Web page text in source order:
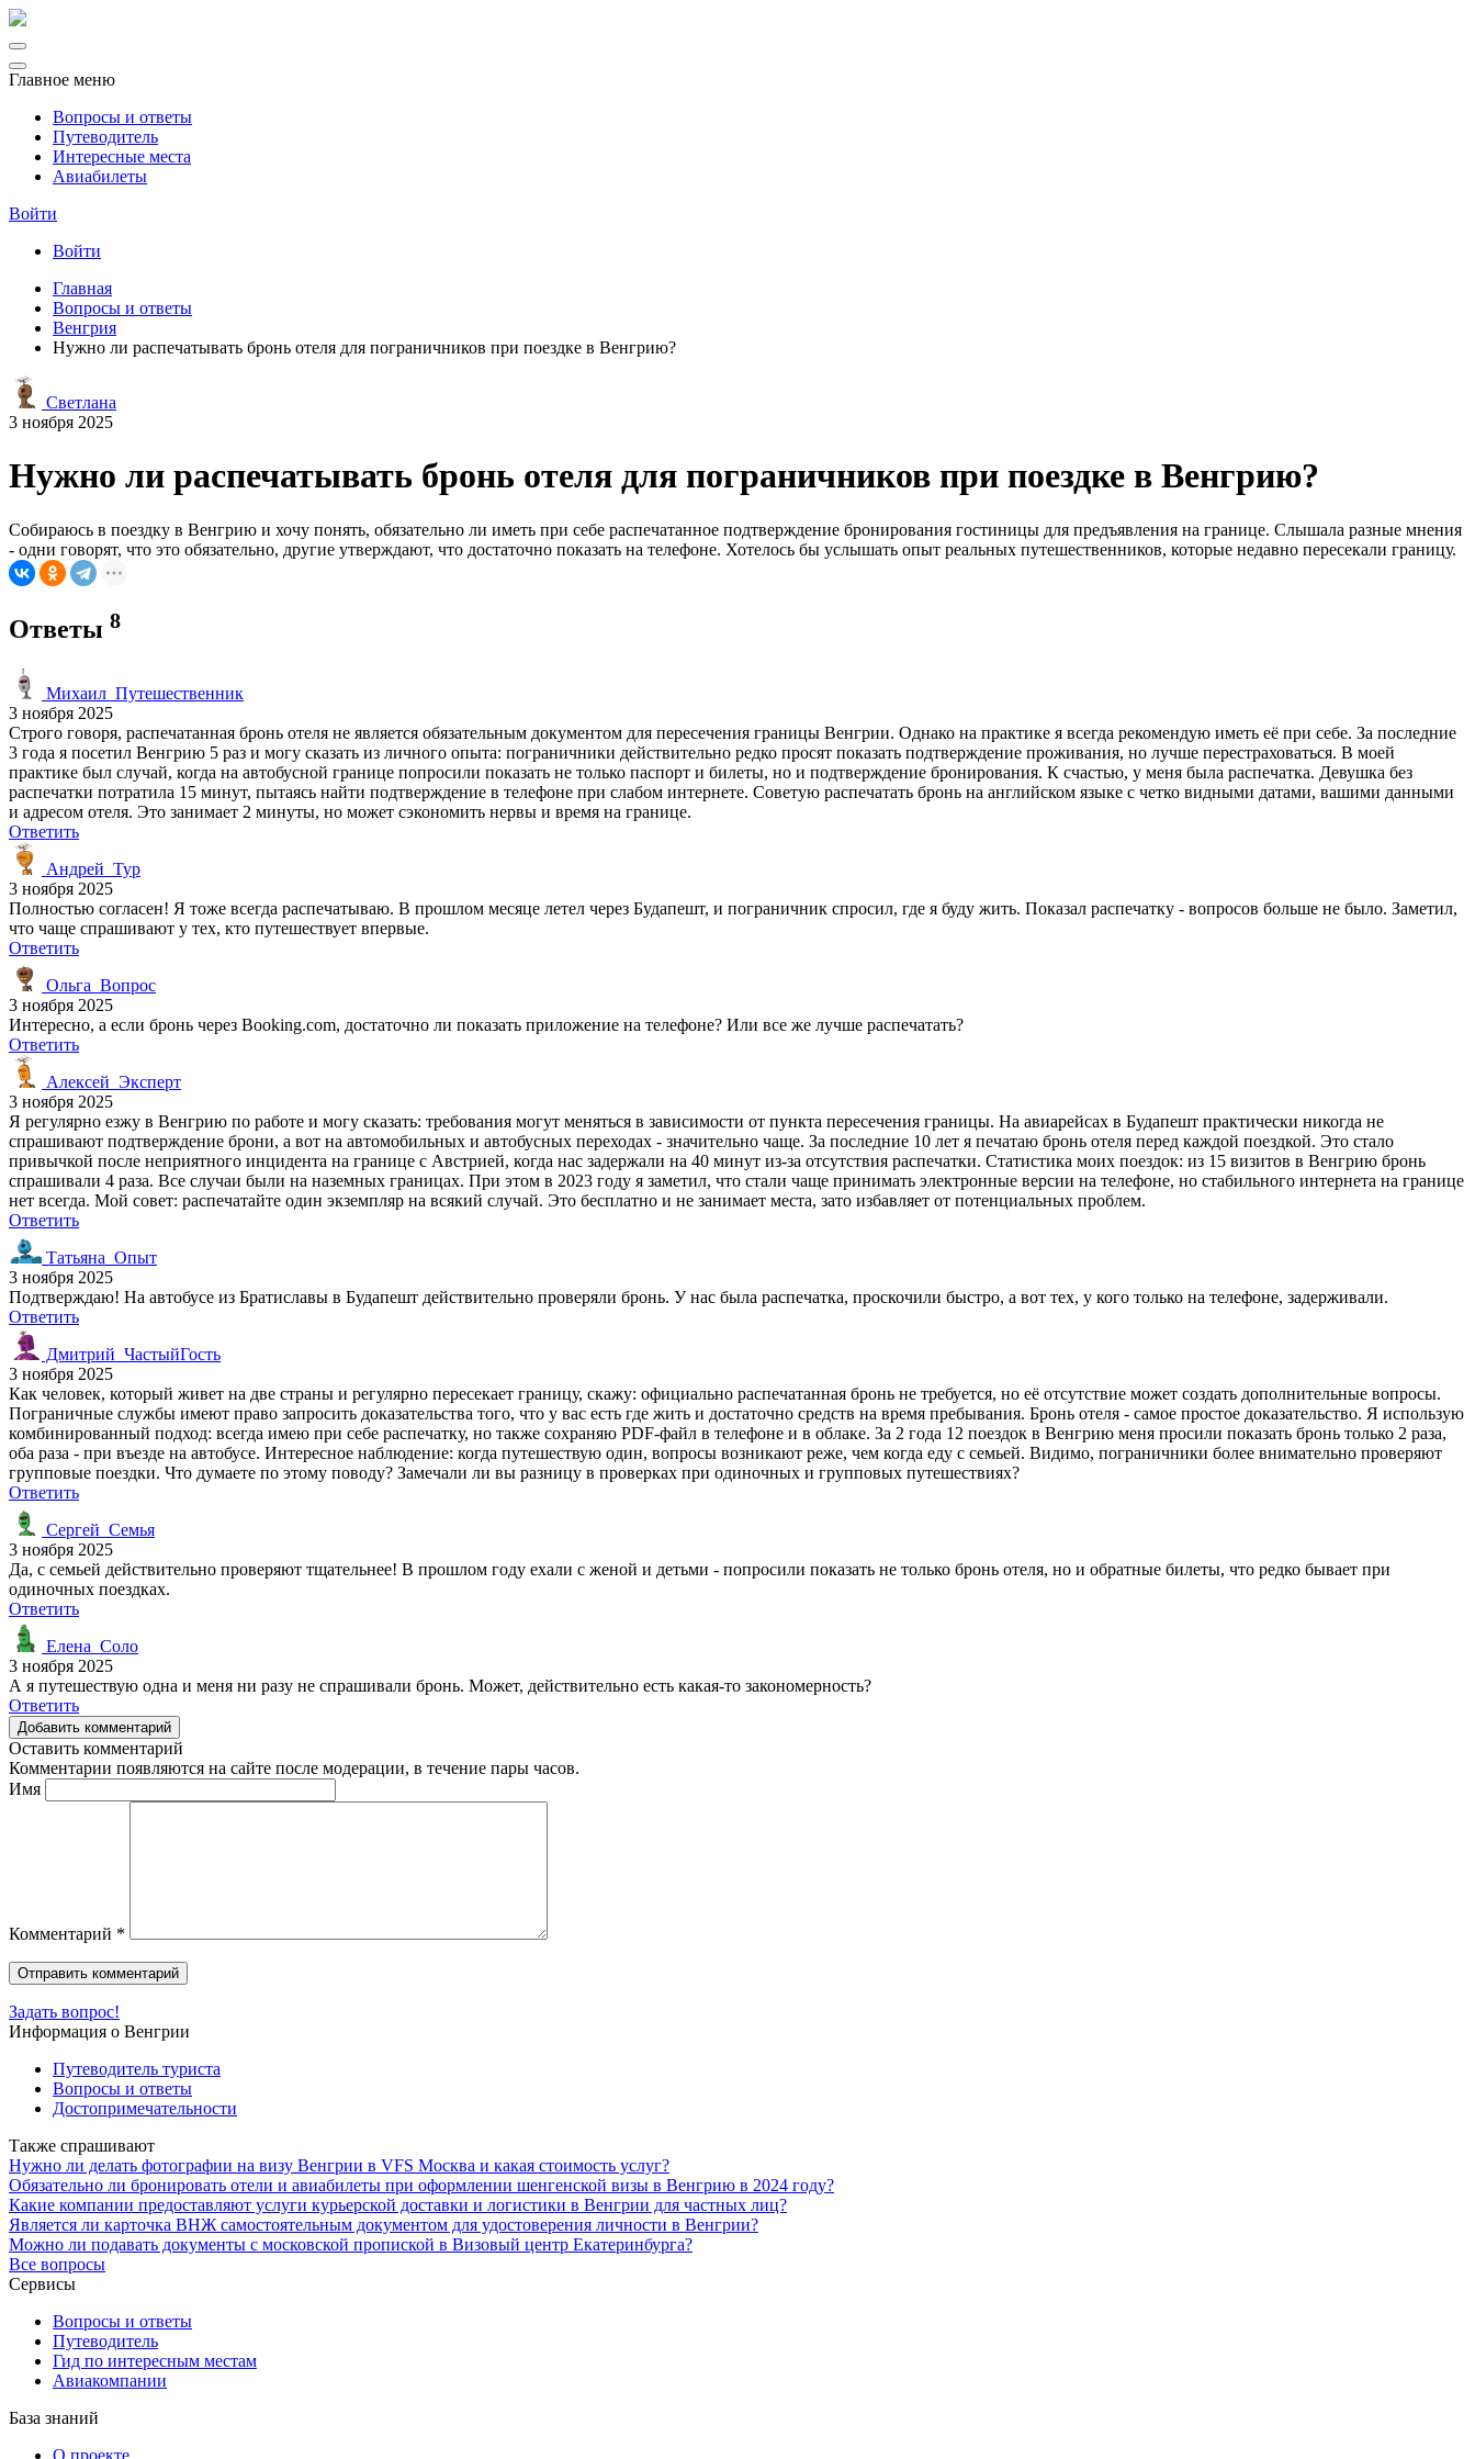
Главное меню
Вопросы и ответы
Путеводитель
Интересные места
Авиабилеты
Войти
Войти
Главная
Вопросы и ответы
Венгрия
Нужно ли распечатывать бронь отеля для пограничников при поездке в Венгрию?
Светлана
3 ноября 2025
Нужно ли распечатывать бронь отеля для пограничников при поездке в Венгрию?
Собираюсь в поездку в Венгрию и хочу понять, обязательно ли иметь при себе распечатанное подтверждение бронирования гостиницы для предъявления на границе. Слышала разные мнения
- одни говорят, что это обязательно, другие утверждают, что достаточно показать на телефоне. Хотелось бы услышать опыт реальных путешественников, которые недавно пересекали границу.
Ответы 8
Михаил_Путешественник
3 ноября 2025
Строго говоря, распечатанная бронь отеля не является обязательным документом для пересечения границы Венгрии. Однако на практике я всегда рекомендую иметь её при себе. За последние
3 года я посетил Венгрию 5 раз и могу сказать из личного опыта: пограничники действительно редко просят показать подтверждение проживания, но лучше перестраховаться. В моей
практике был случай, когда на автобусной границе попросили показать не только паспорт и билеты, но и подтверждение бронирования. К счастью, у меня была распечатка. Девушка без
распечатки потратила 15 минут, пытаясь найти подтверждение в телефоне при слабом интернете. Советую распечатать бронь на английском языке с четко видными датами, вашими данными
и адресом отеля. Это занимает 2 минуты, но может сэкономить нервы и время на границе.
Ответить
Андрей_Тур
3 ноября 2025
Полностью согласен! Я тоже всегда распечатываю. В прошлом месяце летел через Будапешт, и пограничник спросил, где я буду жить. Показал распечатку - вопросов больше не было. Заметил,
что чаще спрашивают у тех, кто путешествует впервые.
Ответить
Ольга_Вопрос
3 ноября 2025
Интересно, а если бронь через Booking.com, достаточно ли показать приложение на телефоне? Или все же лучше распечатать?
Ответить
Алексей_Эксперт
3 ноября 2025
Я регулярно езжу в Венгрию по работе и могу сказать: требования могут меняться в зависимости от пункта пересечения границы. На авиарейсах в Будапешт практически никогда не
спрашивают подтверждение брони, а вот на автомобильных и автобусных переходах - значительно чаще. За последние 10 лет я печатаю бронь отеля перед каждой поездкой. Это стало
привычкой после неприятного инцидента на границе с Австрией, когда нас задержали на 40 минут из-за отсутствия распечатки. Статистика моих поездок: из 15 визитов в Венгрию бронь
спрашивали 4 раза. Все случаи были на наземных границах. При этом в 2023 году я заметил, что стали чаще принимать электронные версии на телефоне, но стабильного интернета на границе
нет всегда. Мой совет: распечатайте один экземпляр на всякий случай. Это бесплатно и не занимает места, зато избавляет от потенциальных проблем.
Ответить
Татьяна_Опыт
3 ноября 2025
Подтверждаю! На автобусе из Братиславы в Будапешт действительно проверяли бронь. У нас была распечатка, проскочили быстро, а вот тех, у кого только на телефоне, задерживали.
Ответить
Дмитрий_ЧастыйГость
3 ноября 2025
Как человек, который живет на две страны и регулярно пересекает границу, скажу: официально распечатанная бронь не требуется, но её отсутствие может создать дополнительные вопросы.
Пограничные службы имеют право запросить доказательства того, что у вас есть где жить и достаточно средств на время пребывания. Бронь отеля - самое простое доказательство. Я использую
комбинированный подход: всегда имею при себе распечатку, но также сохраняю PDF-файл в телефоне и в облаке. За 2 года 12 поездок в Венгрию меня просили показать бронь только 2 раза,
оба раза - при въезде на автобусе. Интересное наблюдение: когда путешествую один, вопросы возникают реже, чем когда еду с семьей. Видимо, пограничники более внимательно проверяют
групповые поездки. Что думаете по этому поводу? Замечали ли вы разницу в проверках при одиночных и групповых путешествиях?
Ответить
Сергей_Семья
3 ноября 2025
Да, с семьей действительно проверяют тщательнее! В прошлом году ехали с женой и детьми - попросили показать не только бронь отеля, но и обратные билеты, что редко бывает при
одиночных поездках.
Ответить
Елена_Соло
3 ноября 2025
А я путешествую одна и меня ни разу не спрашивали бронь. Может, действительно есть какая-то закономерность?
Ответить
Добавить комментарий
Оставить комментарий
Комментарии появляются на сайте после модерации, в течение пары часов.
Имя
Комментарий *
Задать вопрос!
Информация о Венгрии
Путеводитель туриста
Вопросы и ответы
Достопримечательности
Также спрашивают
Нужно ли делать фотографии на визу Венгрии в VFS Москва и какая стоимость услуг?
Обязательно ли бронировать отели и авиабилеты при оформлении шенгенской визы в Венгрию в 2024 году?
Какие компании предоставляют услуги курьерской доставки и логистики в Венгрии для частных лиц?
Является ли карточка ВНЖ самостоятельным документом для удостоверения личности в Венгрии?
Можно ли подавать документы с московской пропиской в Визовый центр Екатеринбурга?
Все вопросы
Сервисы
Вопросы и ответы
Путеводитель
Гид по интересным местам
Авиакомпании
База знаний
О проекте